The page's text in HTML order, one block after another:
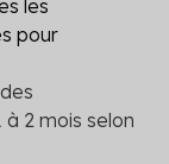
les
pour
2 mois selon